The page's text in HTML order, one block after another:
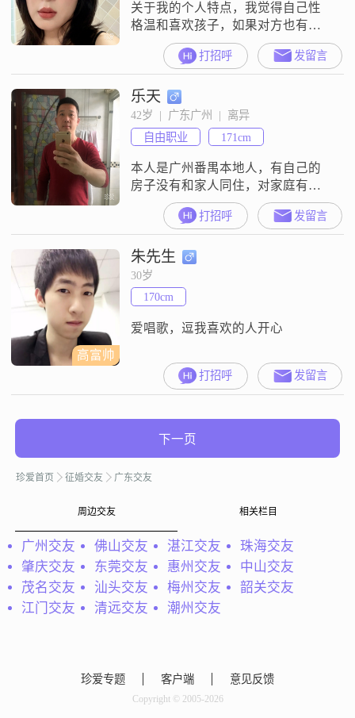
关于我的个人特点，我觉得自己性
格温和喜欢孩子，如果对方也有孩
子也会像对待自己孩子一样照顾。
平时也很有同理心，比较温柔体
贴。我挺热爱生活的，一直在追求
那种简单的小幸福。也会研究美食
烹饪，比较享受安逸生活的状态。
我希望在这里能遇到一个聊得来的
人。如果你也是认真想找对象，也
向往那种踏实过日子的生活，那我
们可以试着先从朋友开始
打招呼 发留言
乐天
42岁  |  广东广州  |  离异
自由职业
171cm
本人是广州番禺本地人，有自己的
房子没有和家人同住，对家庭有责
任心，热爱生活敢于面对生活，重
守诚诺。经历过人生的起伏，感受
到了家人的温暖。愿能找到哪个可
以一起奋斗一起看日出一起做饭一
起去游玩，能接受双方的不足，能
手拉着手一起到老相濡以沫的人。
打招呼 发留言
高富帅
朱先生
30岁
170cm
爱唱歌，逗我喜欢的人开心
打招呼 发留言
下一页
珍爱首页 征婚交友 广东交友
周边交友 相关栏目
广州交友 佛山交友 湛江交友
珠海交友
肇庆交友
东莞交友 惠州交友
中山交友
茂名交友
汕头交友 梅州交友
韶关交友
江门交友
清远交友 潮州交友
珍爱专题 客户端 意见反馈
Copyright © 2005-2026